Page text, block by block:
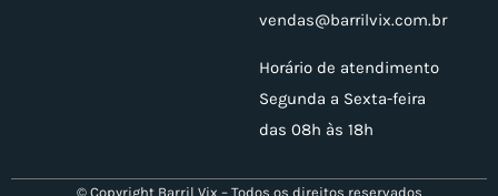
vendas@barrilvix.com.br
Horário de atendimento
Segunda a Sexta-feira
das 08h às 18h
© Copyright Barril Vix – Todos os direitos reservados